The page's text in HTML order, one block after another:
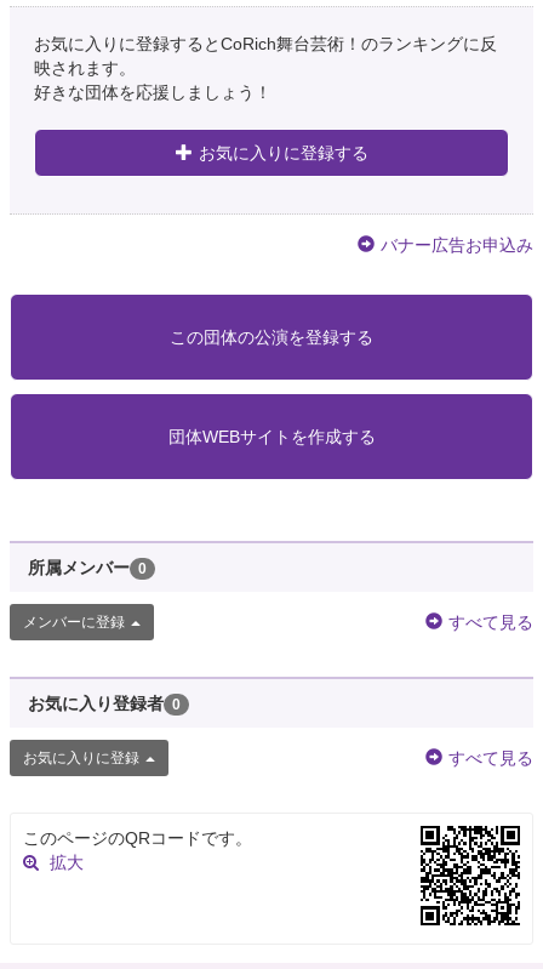
お気に入りに登録するとCoRich舞台芸術！のランキングに反
映されます。
好きな団体を応援しましょう！
お気に入りに登録する
バナー広告お申込み
この団体の公演を登録する
団体WEBサイトを作成する
所属メンバー 0
メンバーに登録 すべて見る
お気に入り登録者 0
お気に入りに登録 すべて見る
このページのQRコードです。
拡大